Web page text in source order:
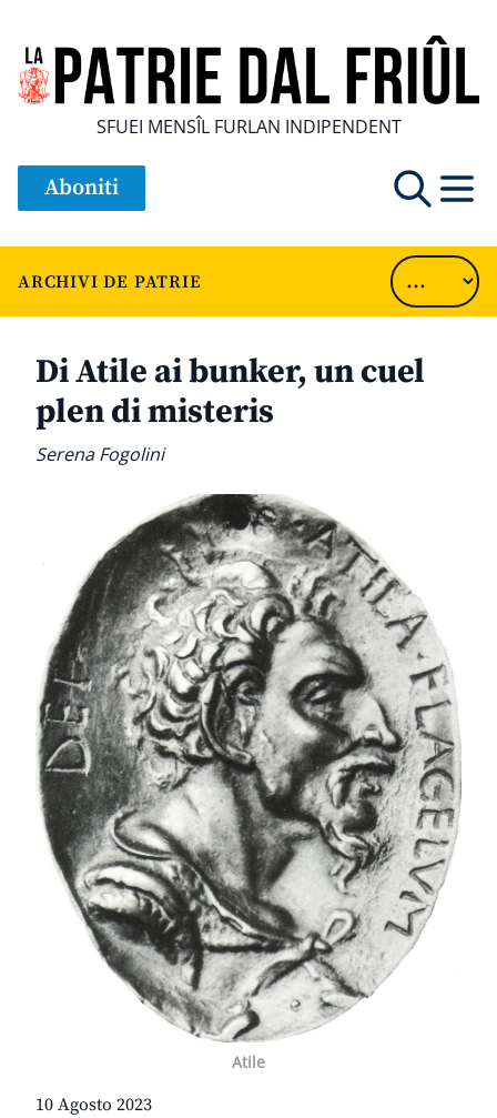
SFUEI MENSÎL FURLAN INDIPENDENT
Aboniti
ARCHIVI DE PATRIE
Di Atile ai bunker, un cuel
plen di misteris
Serena Fogolini
Atile
10 Agosto 2023